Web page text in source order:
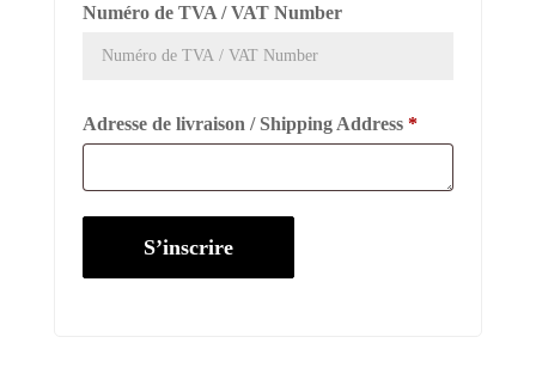
Numéro de TVA / VAT Number
Adresse de livraison / Shipping Address *
S’inscrire